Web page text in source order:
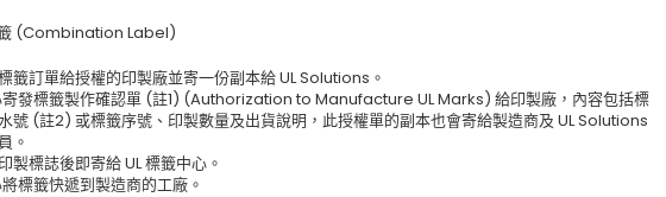
(Combination Label)
籤訂單給授權的印製廠並寄一份副本給 UL Solutions。
寄發標籤製作確認單 (註1) (Authorization to Manufacture UL Marks) 給印製廠，內容包括標
號 (註2) 或標籤序號、印製數量及出貨說明，此授權單的副本也會寄給製造商及 UL Solutions
。
製標誌後即寄給 UL 標籤中心。
標籤快遞到製造商的工廠。